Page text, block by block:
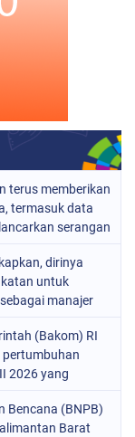
terus memberikan
termasuk data
serangan
dirinya
untuk
manajer
(Bakom) RI
2026 yang
Bencana (BNPB)
Barat